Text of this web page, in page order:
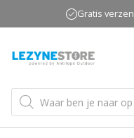
naar
inhoud
Gratis
Producten
zoeken